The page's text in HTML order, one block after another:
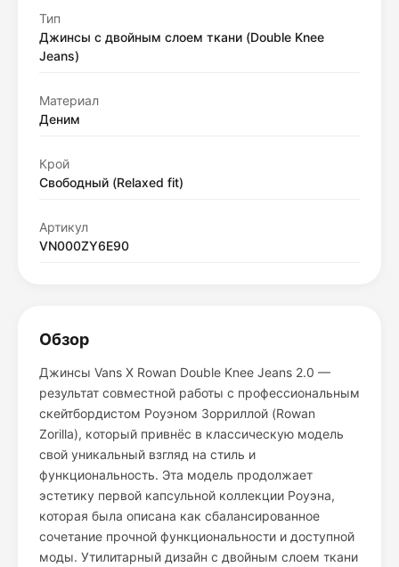
Тип
Джинсы с двойным слоем ткани (Double Knee
Jeans)
Материал
Деним
Крой
Свободный (Relaxed fit)
Артикул
VN000ZY6E90
Обзор
Джинсы Vans X Rowan Double Knee Jeans 2.0 —
результат совместной работы с профессиональным
скейтбордистом Роуэном Зорриллой (Rowan
Zorilla), который привнёс в классическую модель
свой уникальный взгляд на стиль и
функциональность. Эта модель продолжает
эстетику первой капсульной коллекции Роуэна,
которая была описана как сбалансированное
сочетание прочной функциональности и доступной
моды. Утилитарный дизайн с двойным слоем ткани